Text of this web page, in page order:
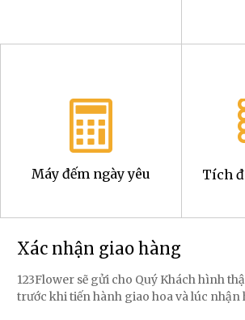
Máy đếm ngày yêu Tích
Xác nhận giao hàng
123Flower sẽ gửi cho Quý Khách hình
trước khi tiến hành giao hoa và lúc nhận